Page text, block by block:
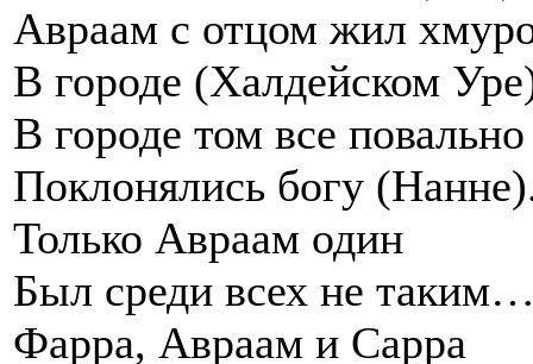
Авраам с отцом жил
В городе (Халдейском
В городе том все повально
Поклонялись богу
Только Авраам один
Был среди всех не
Фарра, Авраам и Сарра